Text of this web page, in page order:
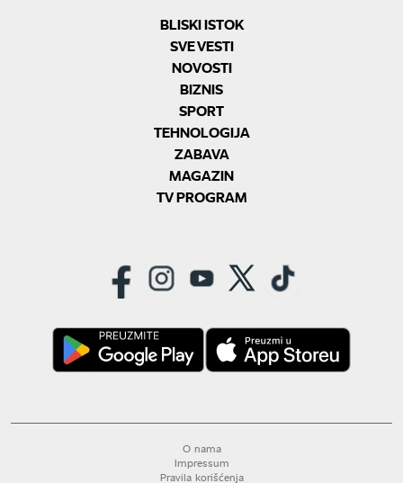
BLISKI ISTOK
SVE VESTI
NOVOSTI
BIZNIS
SPORT
TEHNOLOGIJA
ZABAVA
MAGAZIN
TV PROGRAM
O nama
Impressum
Pravila korišćenja